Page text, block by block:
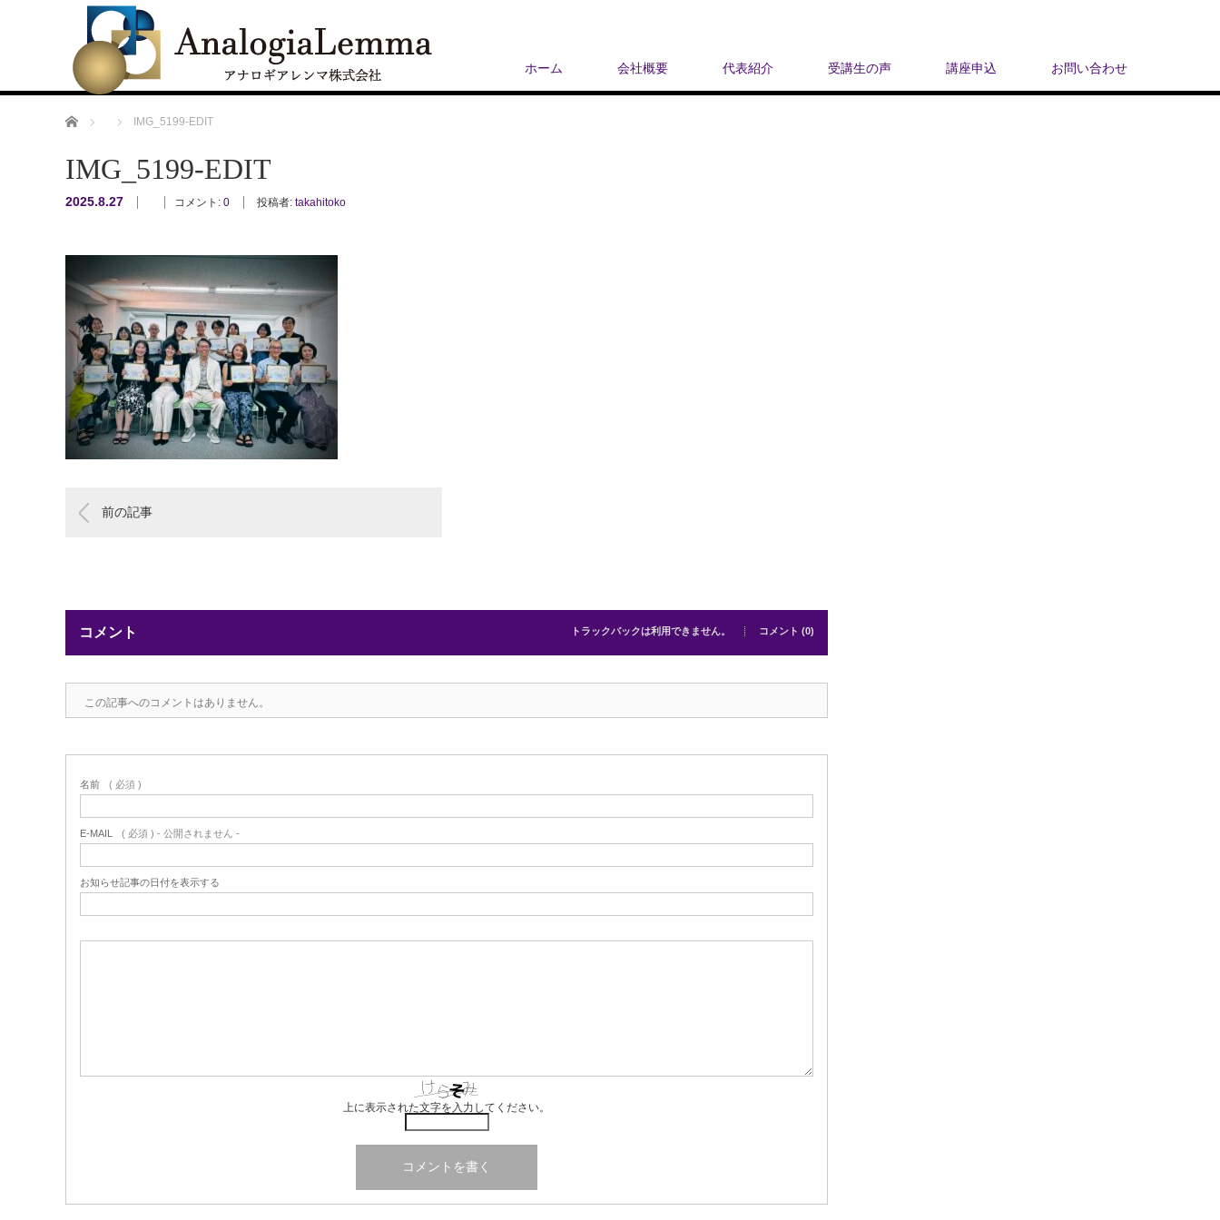
ホーム 会社概要 代表紹介 受講生の声 講座申込 お問い合わせ
ホーム IMG_5199-EDIT
IMG_5199-EDIT
2025.8.27 コメント: 0 投稿者: takahitoko
前の記事
コメント トラックバックは利用できません。 コメント (0)
この記事へのコメントはありません。
名前 ( 必須 )
E-MAIL ( 必須 ) - 公開されません -
お知らせ記事の日付を表示する
上に表示された文字を入力してください。